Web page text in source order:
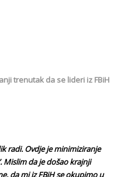
trenutak da se lideri iz FBiH
radi. Ovdje je minimiziranje
Mislim da je došao krajnji
da mi iz FBiH se okupimo u